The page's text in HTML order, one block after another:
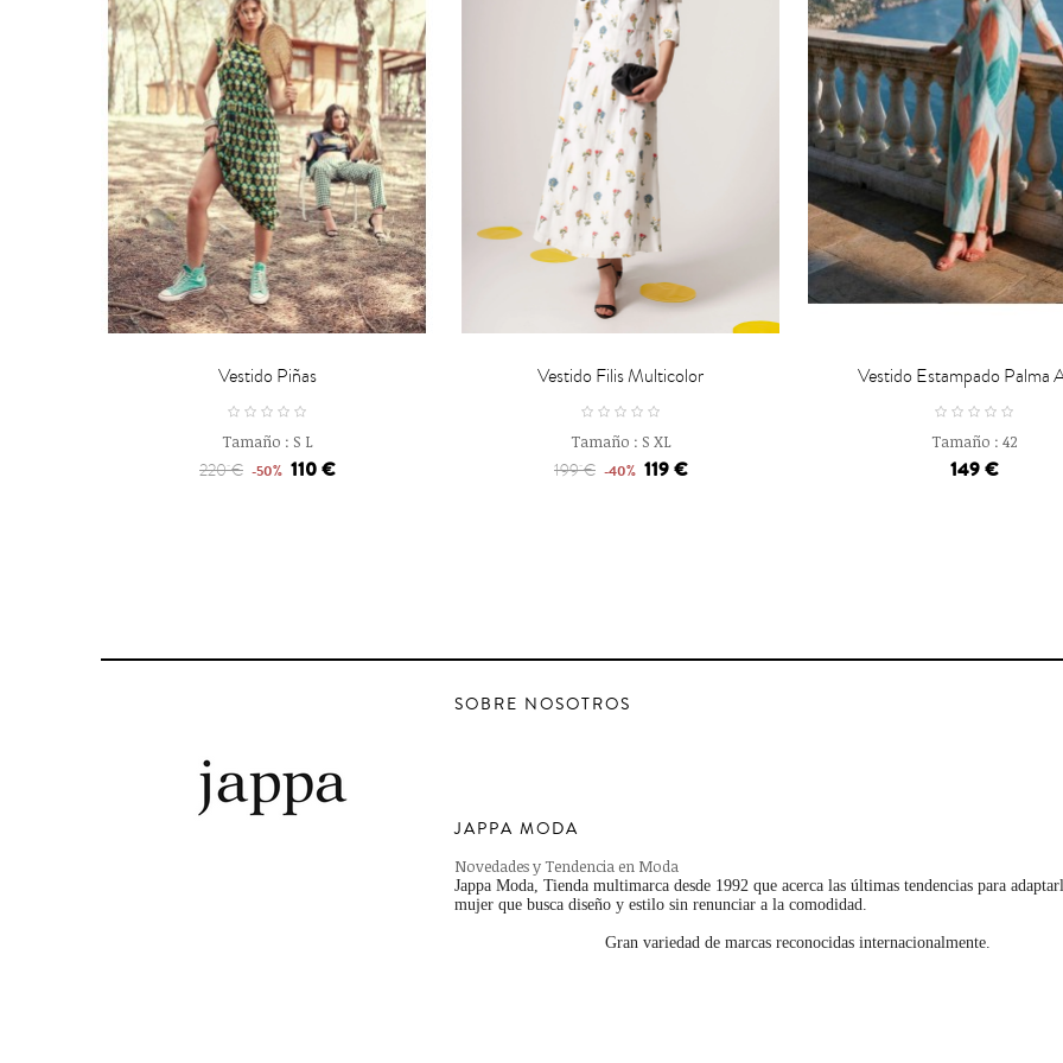
Vestido Piñas
Tamaño : S L
220 € -50% 110 €
Vestido Filis Multicolor
Tamaño : S XL
199 € -40% 119 €

Vestido Estampado Palma
Tamaño : 42
149 €
SOBRE NOSOTROS
JAPPA MODA
Novedades y Tendencia en Moda
Jappa Moda, Tienda multimarca desde 1992 que acerca las últimas tendencias para
mujer que busca diseño y estilo sin renunciar a la comodidad.
Gran variedad de marcas reconocidas internacionalmente.